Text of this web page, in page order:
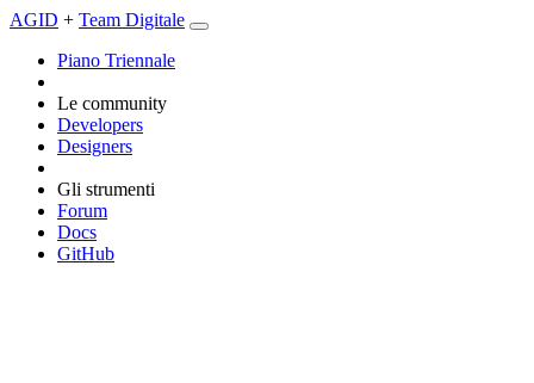
AGID + Team Digitale
Piano Triennale
Le community
Developers
Designers
Gli strumenti
Forum
Docs
GitHub